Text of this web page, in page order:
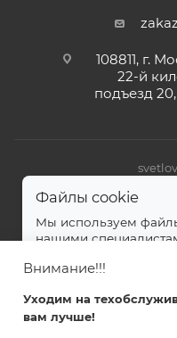
108811, г.
22-й
подъезд
Внимание!!!
Уходим на
вам лучше!
Файлы cookie
Мы используем
нашими